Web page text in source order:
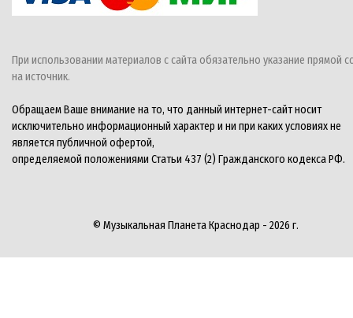
При использовании материалов с сайта обязательно указание прямой
на источник.
Обращаем Ваше внимание на то, что данный интернет-сайт носит
исключительно информационный характер и ни при каких условиях не
является публичной офертой,
определяемой положениями Статьи 437 (2) Гражданского кодекса РФ.
© Музыкальная Планета Краснодар - 2026 г.